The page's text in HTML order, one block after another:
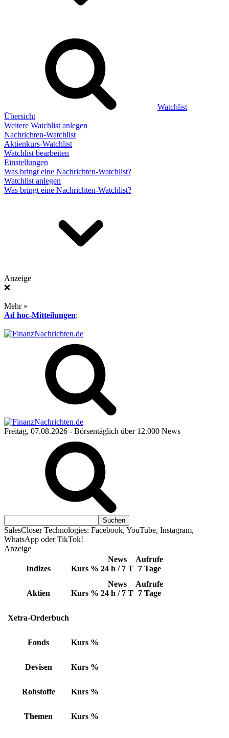
Watchlist
Übersicht
Weitere Watchlist anlegen
Nachrichten-Watchlist
Aktienkurs-Watchlist
Watchlist bearbeiten
Einstellungen
Was bringt eine Nachrichten-Watchlist?
Watchlist anlegen
Was bringt eine Nachrichten-Watchlist?
Anzeige
❌
Mehr »
Ad hoc-Mitteilungen:
Freitag, 07.08.2026 - Börsentäglich über 12.000 News
SalesCloser Technologies: Facebook, YouTube, Instagram,
WhatsApp oder TikTok!
Anzeige
Indizes Kurs %
News
24 h / 7 T
Aufrufe
7 Tage
Aktien Kurs %
News
24 h / 7 T
Aufrufe
7 Tage
Xetra-Orderbuch
Fonds Kurs %
Devisen Kurs %
Rohstoffe Kurs %
Themen Kurs %